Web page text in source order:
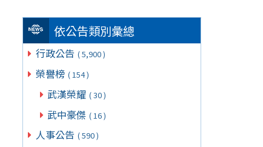
依公告類別彙總
行政公告 ( 5,900 )
榮譽榜 ( 154 )
武漢榮耀 ( 30 )
武中豪傑 ( 16 )
人事公告 ( 590 )